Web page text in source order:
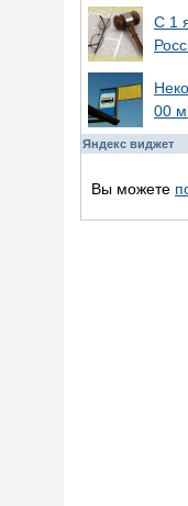
С 1
00
Яндекс виджет
Вы можете